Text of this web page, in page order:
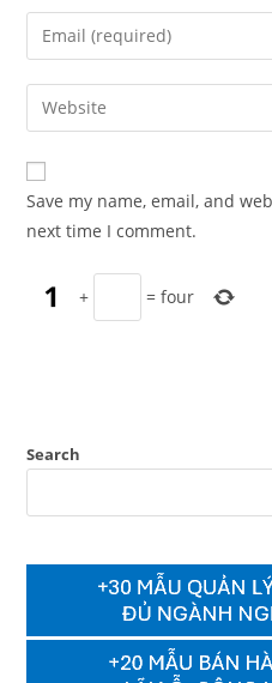
name
comment
Enter
your
email
address
comment
Enter
your
website
URL
(optional)
Save my name, email, and
next time I comment.
+ =four
Search